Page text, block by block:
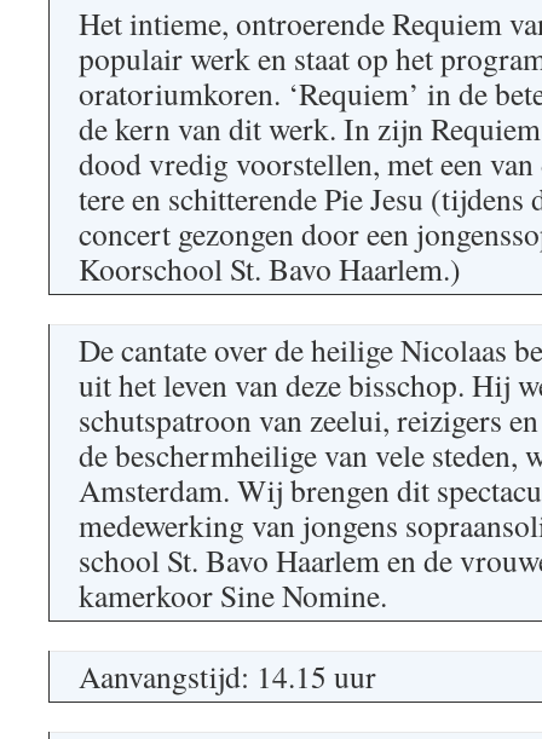
Het intieme, ontroerende Requiem
populair werk en staat op het
oratoriumkoren. ‘Requiem’ in de
de kern van dit werk. In zijn
dood vredig voorstellen, met een
tere en schitterende Pie Jesu (tijdens
concert gezongen door een
Koorschool St. Bavo Haarlem.)
De cantate over de heilige Nicolaas
uit het leven van deze bisschop. Hij
schutspatroon van zeelui, reizigers
de beschermheilige van vele steden,
Amsterdam. Wij brengen dit
medewerking van jongens
school St. Bavo Haarlem en de
kamerkoor Sine Nomine.
Aanvangstijd: 14.15 uur